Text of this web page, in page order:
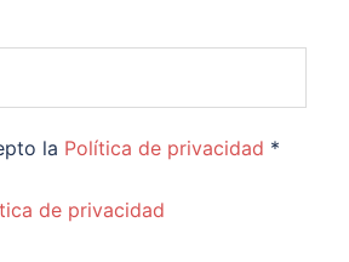
la Política de privacidad *
de privacidad